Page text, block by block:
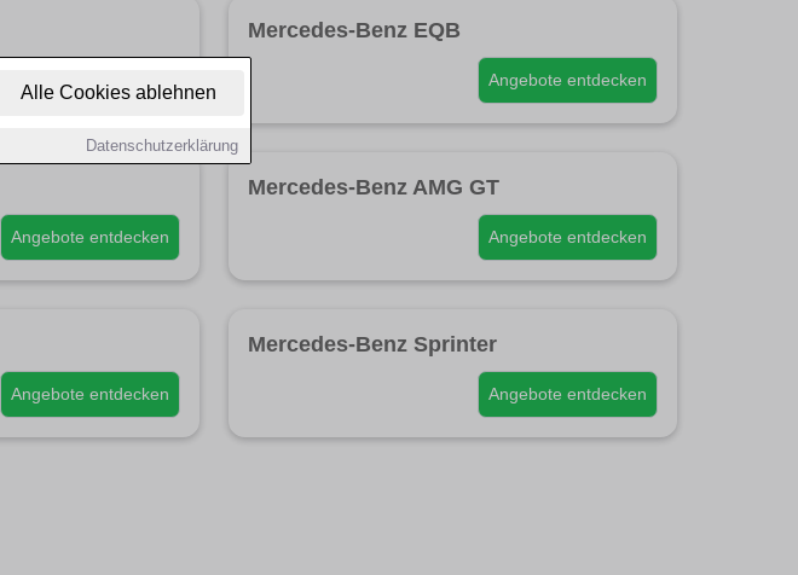
Alle Cookies ablehnen
Datenschutzerklärung
Mercedes-Benz EQB
Angebote entdecken
Angebote entdecken
Mercedes-Benz AMG GT
Angebote entdecken
Angebote entdecken
Mercedes-Benz Sprinter
Angebote entdecken